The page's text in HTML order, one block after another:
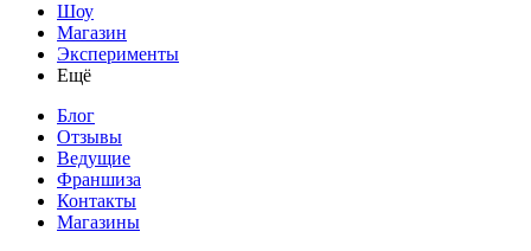
Шоу
Магазин
Эксперименты
Ещё
Блог
Отзывы
Ведущие
Франшиза
Контакты
Магазины